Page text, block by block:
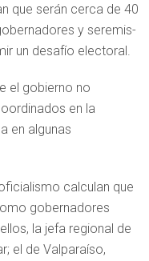
que serán cerca de 40
y seremis-
un desafío electoral.
el gobierno no
en la
en algunas
calculan que
gobernadores
la jefa regional de
el de Valparaíso,